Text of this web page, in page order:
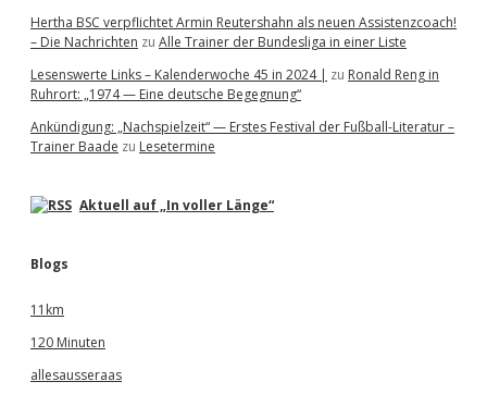
Hertha BSC verpflichtet Armin Reutershahn als neuen Assistenzcoach!
– Die Nachrichten zu Alle Trainer der Bundesliga in einer Liste
Lesenswerte Links – Kalenderwoche 45 in 2024 | zu Ronald Reng in
Ruhrort: „1974 — Eine deutsche Begegnung“
Ankündigung: „Nachspielzeit“ — Erstes Festival der Fußball-Literatur –
Trainer Baade zu Lesetermine
Aktuell auf „In voller Länge“
Blogs
11km
120 Minuten
allesausseraas